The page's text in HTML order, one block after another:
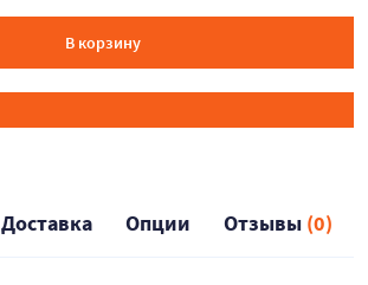
В корзину
Доставка Опции Отзывы (0)